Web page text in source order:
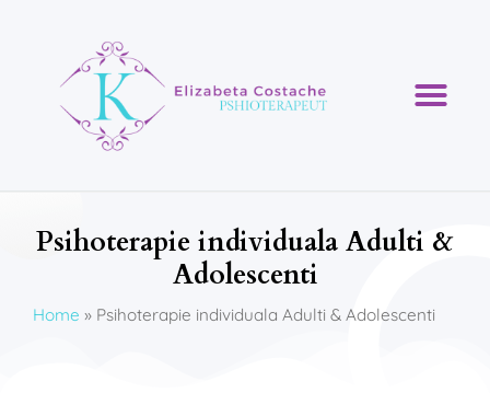
Psihoterapie individuala Adulti &
Adolescenti
Home » Psihoterapie individuala Adulti & Adolescenti